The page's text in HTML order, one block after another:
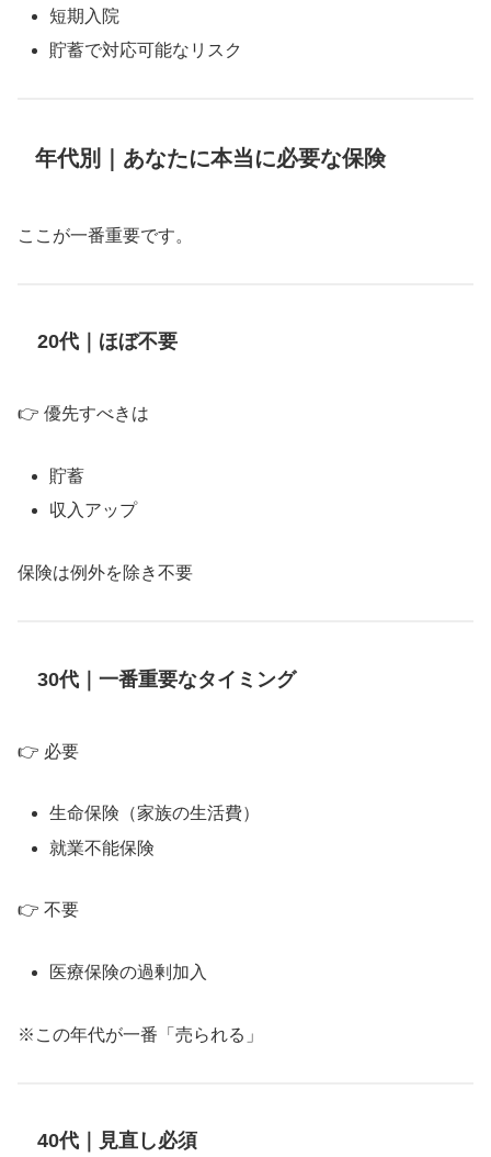
短期入院
貯蓄で対応可能なリスク
年代別｜あなたに本当に必要な保険
ここが一番重要です。
20代｜ほぼ不要
👉 優先すべきは
貯蓄
収入アップ
保険は例外を除き不要
30代｜一番重要なタイミング
👉 必要
生命保険（家族の生活費）
就業不能保険
👉 不要
医療保険の過剰加入
※この年代が一番「売られる」
40代｜見直し必須